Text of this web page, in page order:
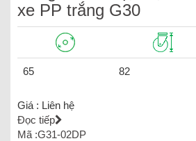
xe PP trắng G30
65 82
Giá : Liên hệ
Đọc tiếp
Mã :G31-02DP